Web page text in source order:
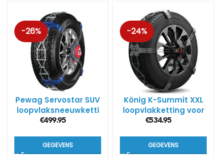
-26%
Pewag Servostar SUV
loopvlaksneeuwketti
ngen RSC V
€499.95
GEGEVENS
-24%
König K-Summit XXL
loopvlakketting voor
SUV’s
€534.95
GEGEVENS